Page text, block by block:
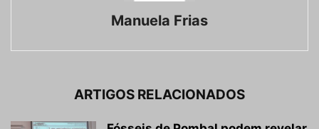
Manuela Frias
ARTIGOS RELACIONADOS